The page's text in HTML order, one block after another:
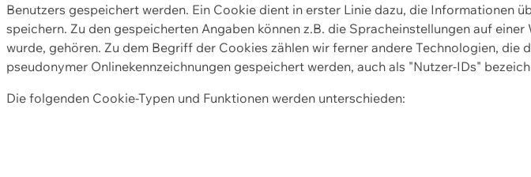
Benutzers gespeichert werden. Ein Cookie dient in erster Linie dazu, die Informationen
speichern. Zu den gespeicherten Angaben können z.B. die Spracheinstellungen auf
wurde, gehören. Zu dem Begriff der Cookies zählen wir ferner andere Technologien,
pseudonymer Onlinekennzeichnungen gespeichert werden, auch als "Nutzer-IDs"
Die folgenden Cookie-Typen und Funktionen werden unterschieden: